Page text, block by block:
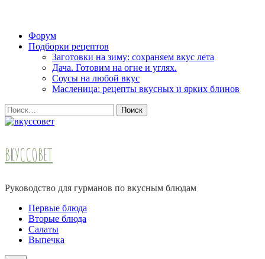
Skip
Форум
Подборки рецептов
Заготовки на зиму: сохраняем вкус лета
Дача. Готовим на огне и углях.
Соусы на любой вкус
Масленица: рецепты вкусных и ярких блинов
Найти:
ВКУССОВЕТ
Руководство для гурманов по вкусным блюдам
Первые блюда
Вторые блюда
Салаты
Выпечка